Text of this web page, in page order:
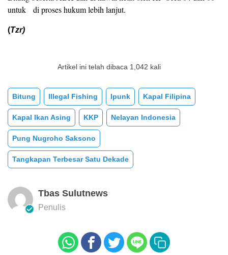
untuk di proses hukum lebih lanjut.
(Tzr)
Artikel ini telah dibaca 1,042 kali
Bitung Illegal Fishing Ipunk Kapal Filipina
Kapal Ikan Asing KKP Nelayan Indonesia
Pung Nugroho Saksono
Tangkapan Terbesar Satu Dekade
Tbas Sulutnews
Penulis